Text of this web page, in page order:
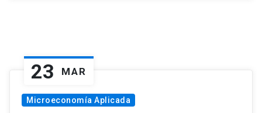
23 MAR
Microeconomía Aplicada